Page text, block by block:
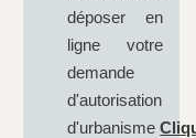
déposer en
ligne votre
demande
d'autorisation
d'urbanisme